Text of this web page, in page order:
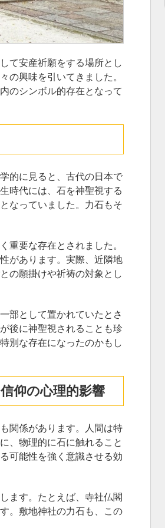
て安産祈願をする場所とし
の興味を引いてきました。
のシンボル的存在となって
的に見ると、古代の日本で
時代には、石を神聖視する
なっていました。力石もそ
重要な存在とされました。
があります。実際、近隣地
の願掛けや祈祷の対象とし
部として置かれていたとさ
後に神聖視されることも珍
別な存在になったのかもし
仰の心理的影響
関係があります。人間は特
、物理的に石に触れること
可能性を強く意識させる効
ます。たとえば、寺社仏閣
。敷地神社の力石も、この